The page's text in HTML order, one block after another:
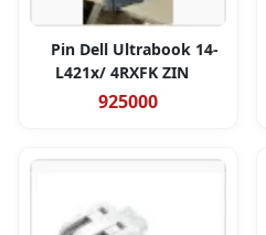
Pin Dell Ultrabook 14-
L421x/ 4RXFK ZIN
925000